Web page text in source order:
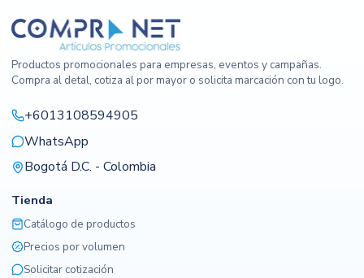
Productos promocionales para empresas, eventos y campañas.
Compra al detal, cotiza al por mayor o solicita marcación con tu logo.
+6013108594905
WhatsApp
Bogotá D.C. - Colombia
Tienda
Catálogo de productos
Precios por volumen
Solicitar cotización